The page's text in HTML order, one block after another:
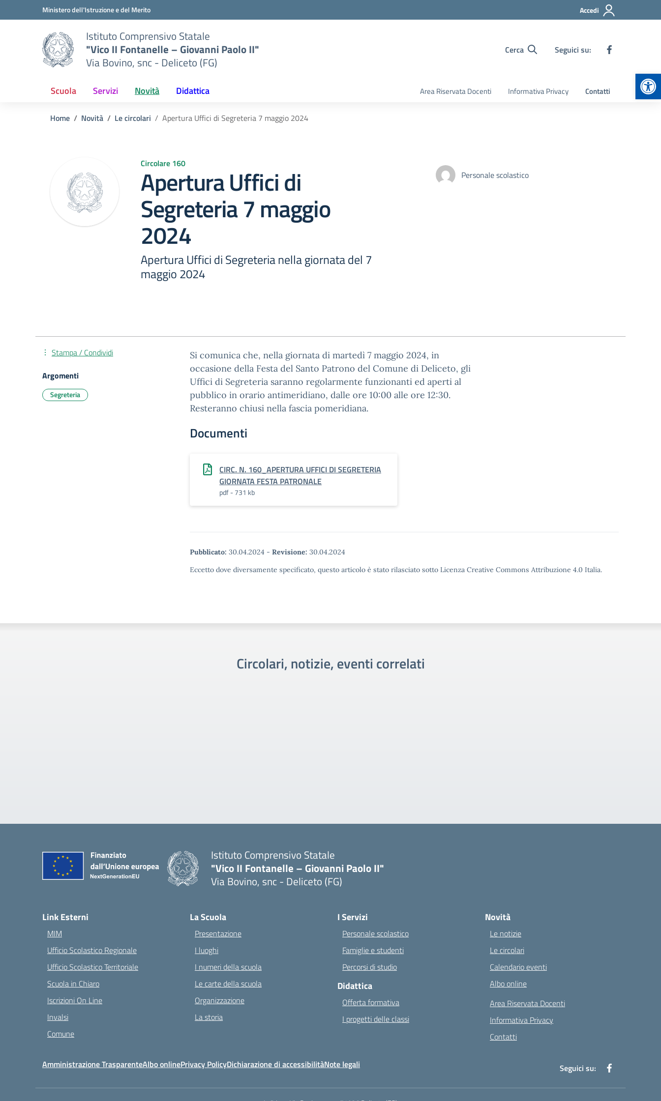
Vai ai contenuti
Vai al menu di navigazioneMinistero dell'Istruzione e del Merito Accedi
Istituto Comprensivo Statale
"Vico II Fontanelle – Giovanni Paolo II"
Via Bovino, snc - Deliceto (FG)
Cerca Seguici su:
Scuola Servizi Novità Didattica Area Riservata Docenti Informativa Privacy Contatti
Home Novità Le circolari Apertura Uffici di Segreteria 7 maggio 2024
Circolare 160
Apertura Uffici di
Segreteria 7 maggio
2024
Apertura Uffici di Segreteria nella giornata del 7
maggio 2024
Personale scolastico
Si comunica che, nella giornata di martedì 7 maggio 2024, in
occasione della Festa del Santo Patrono del Comune di Deliceto, gli
Uffici di Segreteria saranno regolarmente funzionanti ed aperti al
pubblico in orario antimeridiano, dalle ore 10:00 alle ore 12:30.
Resteranno chiusi nella fascia pomeridiana.
Documenti
CIRC. N. 160_APERTURA UFFICI DI SEGRETERIA
GIORNATA FESTA PATRONALE
pdf - 731 kb
Pubblicato: 30.04.2024 - Revisione: 30.04.2024
Eccetto dove diversamente specificato, questo articolo è stato rilasciato sotto Licenza Creative Commons Attribuzione 4.0 Italia.
Stampa / Condividi
Argomenti
Segreteria
Circolari, notizie, eventi correlati
Istituto Comprensivo Statale
"Vico II Fontanelle – Giovanni Paolo II"
Via Bovino, snc - Deliceto (FG)
Link Esterni
MIM
Ufficio Scolastico Regionale
Ufficio Scolastico Territoriale
Scuola in Chiaro
Iscrizioni On Line
Invalsi
Comune
La Scuola
Presentazione
I luoghi
I numeri della scuola
Le carte della scuola
Organizzazione
La storia
I Servizi
Personale scolastico
Famiglie e studenti
Percorsi di studio
Didattica
Offerta formativa
I progetti delle classi
Novità
Le notizie
Le circolari
Calendario eventi
Albo online
Area Riservata Docenti
Informativa Privacy
Contatti
Amministrazione TrasparenteAlbo onlinePrivacy PolicyDichiarazione di accessibilitàNote legali Seguici su: